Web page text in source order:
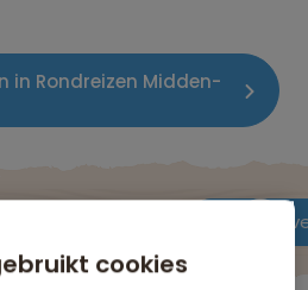
in Rondreizen Midden-
Verblijf &
cookies